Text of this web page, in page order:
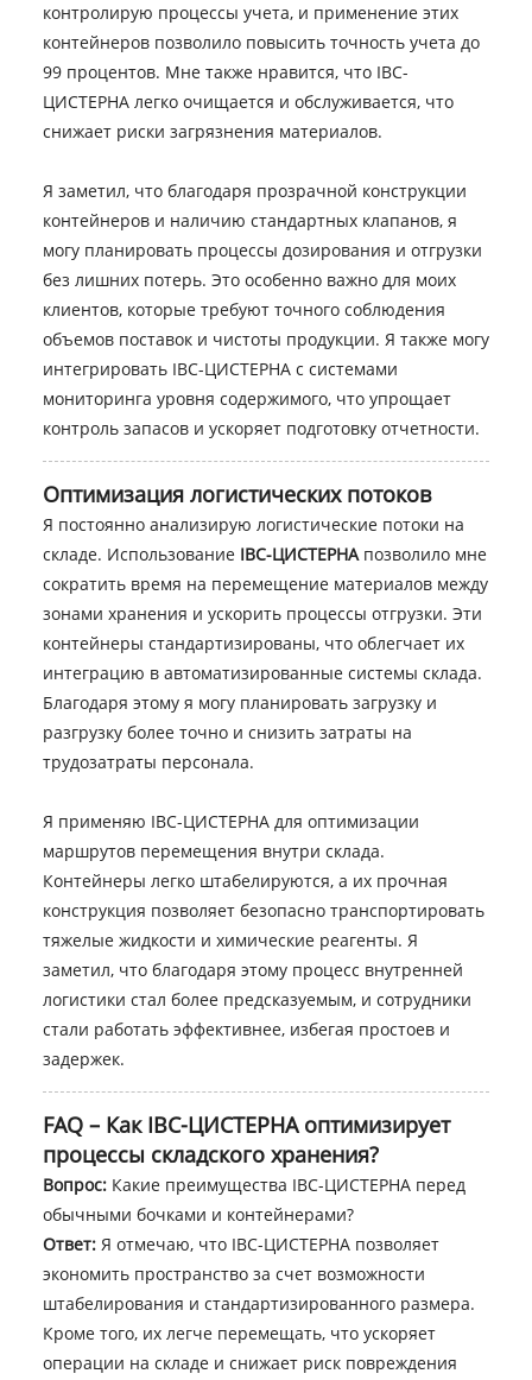
контролирую процессы учета, и применение этих
контейнеров позволило повысить точность учета до
99 процентов. Мне также нравится, что IBC-
ЦИСТЕРНА легко очищается и обслуживается, что
снижает риски загрязнения материалов.
Я заметил, что благодаря прозрачной конструкции
контейнеров и наличию стандартных клапанов, я
могу планировать процессы дозирования и отгрузки
без лишних потерь. Это особенно важно для моих
клиентов, которые требуют точного соблюдения
объемов поставок и чистоты продукции. Я также могу
интегрировать IBC-ЦИСТЕРНА с системами
мониторинга уровня содержимого, что упрощает
контроль запасов и ускоряет подготовку отчетности.
Оптимизация логистических потоков
Я постоянно анализирую логистические потоки на
складе. Использование IBC-ЦИСТЕРНАпозволило мне
сократить время на перемещение материалов между
зонами хранения и ускорить процессы отгрузки. Эти
контейнеры стандартизированы, что облегчает их
интеграцию в автоматизированные системы склада.
Благодаря этому я могу планировать загрузку и
разгрузку более точно и снизить затраты на
трудозатраты персонала.
Я применяю IBC-ЦИСТЕРНА для оптимизации
маршрутов перемещения внутри склада.
Контейнеры легко штабелируются, а их прочная
конструкция позволяет безопасно транспортировать
тяжелые жидкости и химические реагенты. Я
заметил, что благодаря этому процесс внутренней
логистики стал более предсказуемым, и сотрудники
стали работать эффективнее, избегая простоев и
задержек.
FAQ – Как IBC-ЦИСТЕРНА оптимизирует
процессы складского хранения?
Вопрос:Какие преимущества IBC-ЦИСТЕРНА перед
обычными бочками и контейнерами?
Ответ:Я отмечаю, что IBC-ЦИСТЕРНА позволяет
экономить пространство за счет возможности
штабелирования и стандартизированного размера.
Кроме того, их легче перемещать, что ускоряет
операции на складе и снижает риск повреждения